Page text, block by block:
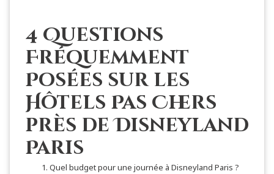
4 Questions
Fréquemment
Posées sur les
Hôtels Pas Chers
près de Disneyland
Paris
Quel budget pour une journée à Disneyland Paris ?